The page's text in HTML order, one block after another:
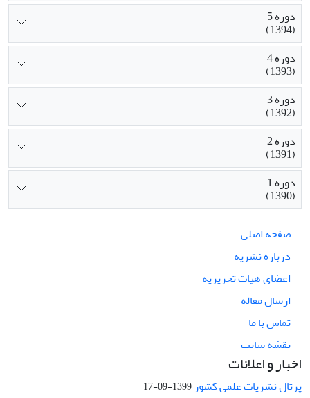
دوره 5
(1394)
دوره 4
(1393)
دوره 3
(1392)
دوره 2
(1391)
دوره 1
(1390)
صفحه اصلی
درباره نشریه
اعضای هیات تحریریه
ارسال مقاله
تماس با ما
نقشه سایت
اخبار و اعلانات
پرتال نشریات علمی کشور1399-09-17